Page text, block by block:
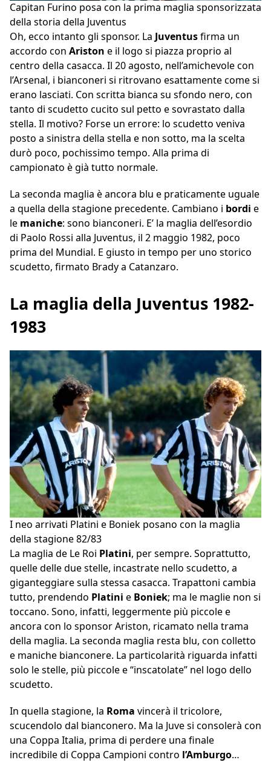
Capitan Furino posa con la prima maglia sponsorizzata
della storia della Juventus
Oh, ecco intanto gli sponsor. La Juventusfirma un
accordo con Ariston e il logo si piazza proprio al
centro della casacca. Il 20 agosto, nell’amichevole con
l’Arsenal, i bianconeri si ritrovano esattamente come si
erano lasciati. Con scritta bianca su sfondo nero, con
tanto di scudetto cucito sul petto e sovrastato dalla
stella. Il motivo? Forse un errore: lo scudetto veniva
posto a sinistra della stella e non sotto, ma la scelta
durò poco, pochissimo tempo. Alla prima di
campionato è già tutto normale.
La seconda maglia è ancora blu e praticamente uguale
a quella della stagione precedente. Cambiano i bordi e
le maniche: sono bianconeri. E’ la maglia dell’esordio
di Paolo Rossi alla Juventus, il 2 maggio 1982, poco
prima del Mundial. E giusto in tempo per uno storico
scudetto, firmato Brady a Catanzaro.
La maglia della Juventus 1982-
1983
I neo arrivati Platini e Boniek posano con la maglia
della stagione 82/83
La maglia de Le Roi Platini, per sempre. Soprattutto,
quelle delle due stelle, incastrate nello scudetto, a
giganteggiare sulla stessa casacca. Trapattoni cambia
tutto, prendendo Platini e Boniek; ma le maglie non si
toccano. Sono, infatti, leggermente più piccole e
ancora con lo sponsor Ariston, ricamato nella trama
della maglia. La seconda maglia resta blu, con colletto
e maniche bianconere. La particolarità riguarda infatti
solo le stelle, più piccole e “inscatolate” nel logo dello
scudetto.
In quella stagione, la Roma vincerà il tricolore,
scucendolo dal bianconero. Ma la Juve si consolerà con
una Coppa Italia, prima di perdere una finale
incredibile di Coppa Campioni contro l’Amburgo…